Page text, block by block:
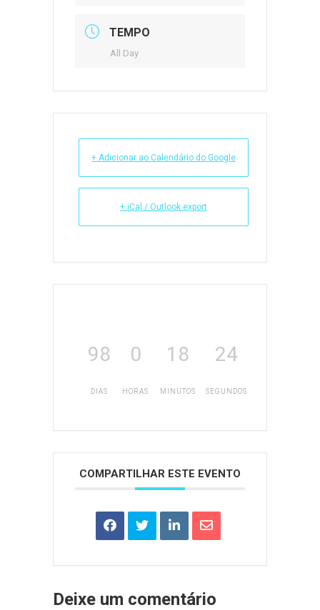
TEMPO
All Day
+ Adicionar ao Calendário do Google
+ iCal / Outlook export
98
DIAS
0
HORAS
18
MINUTOS
24
SEGUNDOS
COMPARTILHAR ESTE EVENTO
Deixe um comentário